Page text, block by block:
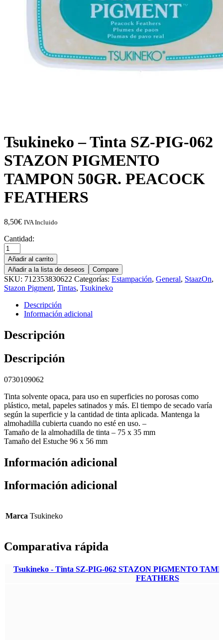
Tsukineko – Tinta SZ-PIG-062
STAZON PIGMENTO
TAMPON 50GR. PEACOCK
FEATHERS
8,50€ IVA Incluido
Cantidad:
Añadir al carrito
Añadir a la lista de deseos
Compare
SKU: 712353830622 Categorías: Estampación, General, StaazOn,
Stazon Pigment, Tintas, Tsukineko
Descripción
Información adicional
Descripción
Descripción
0730109062
Tinta solvente opaca, para uso en superficies no porosas como
plástico, metal, papeles satinados y más. El tiempo de secado varía
según la superficie y la cantidad de tinta aplicada. Mantenga la
almohadilla cubierta cuando no esté en uso. –
Tamaño de la almohadilla de tinta – 75 x 35 mm
Tamaño del Estuche 96 x 56 mm
Información adicional
Información adicional
Marca Tsukineko
Comparativa rápida
Tsukineko - Tinta SZ-PIG-062 STAZON PIGMENTO
FEATHERS